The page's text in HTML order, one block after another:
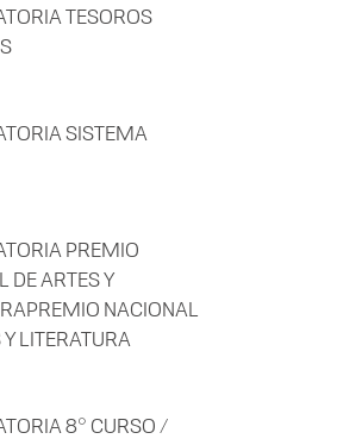
TESOROS
SISTEMA
PREMIO
DE ARTES Y
NACIONAL
LITERATURA
8° CURSO /